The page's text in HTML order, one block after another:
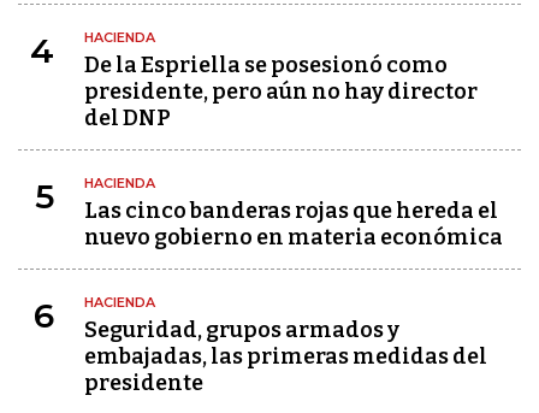
4 HACIENDA
De la Espriella se posesionó como
presidente, pero aún no hay director
del DNP
5 HACIENDA
Las cinco banderas rojas que hereda el
nuevo gobierno en materia económica
6 HACIENDA
Seguridad, grupos armados y
embajadas, las primeras medidas del
presidente